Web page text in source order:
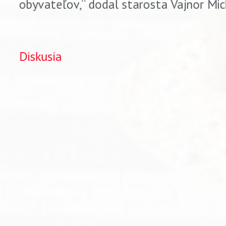
obyvateľov,“ dodal starosta Vajnor
Diskusia